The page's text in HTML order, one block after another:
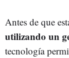
Antes de que
utilizando un
tecnología